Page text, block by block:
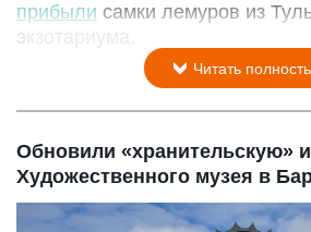
прибыли самки лемуров из
экзотариума.
Читать
Обновили «хранительскую»
Художественного музея в